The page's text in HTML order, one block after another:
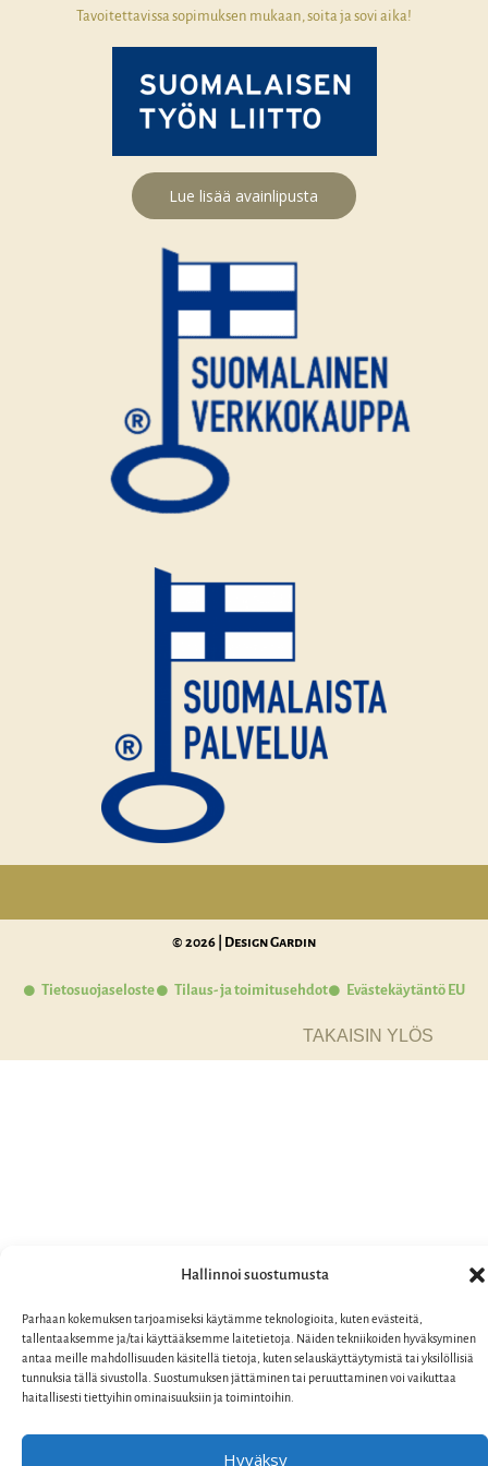
Hallinnoi suostumusta
Parhaan kokemuksen tarjoamiseksi käytämme teknologioita, kuten evästeitä,
tallentaaksemme ja/tai käyttääksemme laitetietoja. Näiden tekniikoiden hyväksyminen
antaa meille mahdollisuuden käsitellä tietoja, kuten selauskäyttäytymistä tai yksilöllisiä
tunnuksia tällä sivustolla. Suostumuksen jättäminen tai peruuttaminen voi vaikuttaa
haitallisesti tiettyihin ominaisuuksiin ja toimintoihin.
Hyväksy
Tavoitettavissa sopimuksen mukaan, soita ja sovi aika!
Lue lisää avainlipusta
© 2026 | Design Gardin
Tietosuojaseloste Tilaus- ja toimitusehdot Evästekäytäntö EU
TAKAISIN YLÖS